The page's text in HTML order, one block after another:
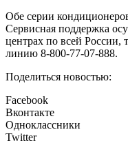
Обе серии
Сервисная поддержка
центрах по всей России,
линию 8-800-77-07-888.
Поделиться новостью:
Facebook
Вконтакте
Одноклассники
Twitter